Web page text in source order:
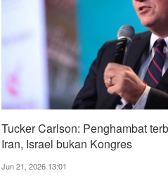
Tucker Carlson: Penghambat
Iran, Israel bukan Kongres
Jun 21, 2026 13:01